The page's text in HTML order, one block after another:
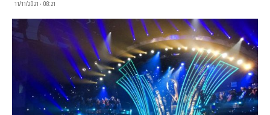
11/11/2021 • 08:21